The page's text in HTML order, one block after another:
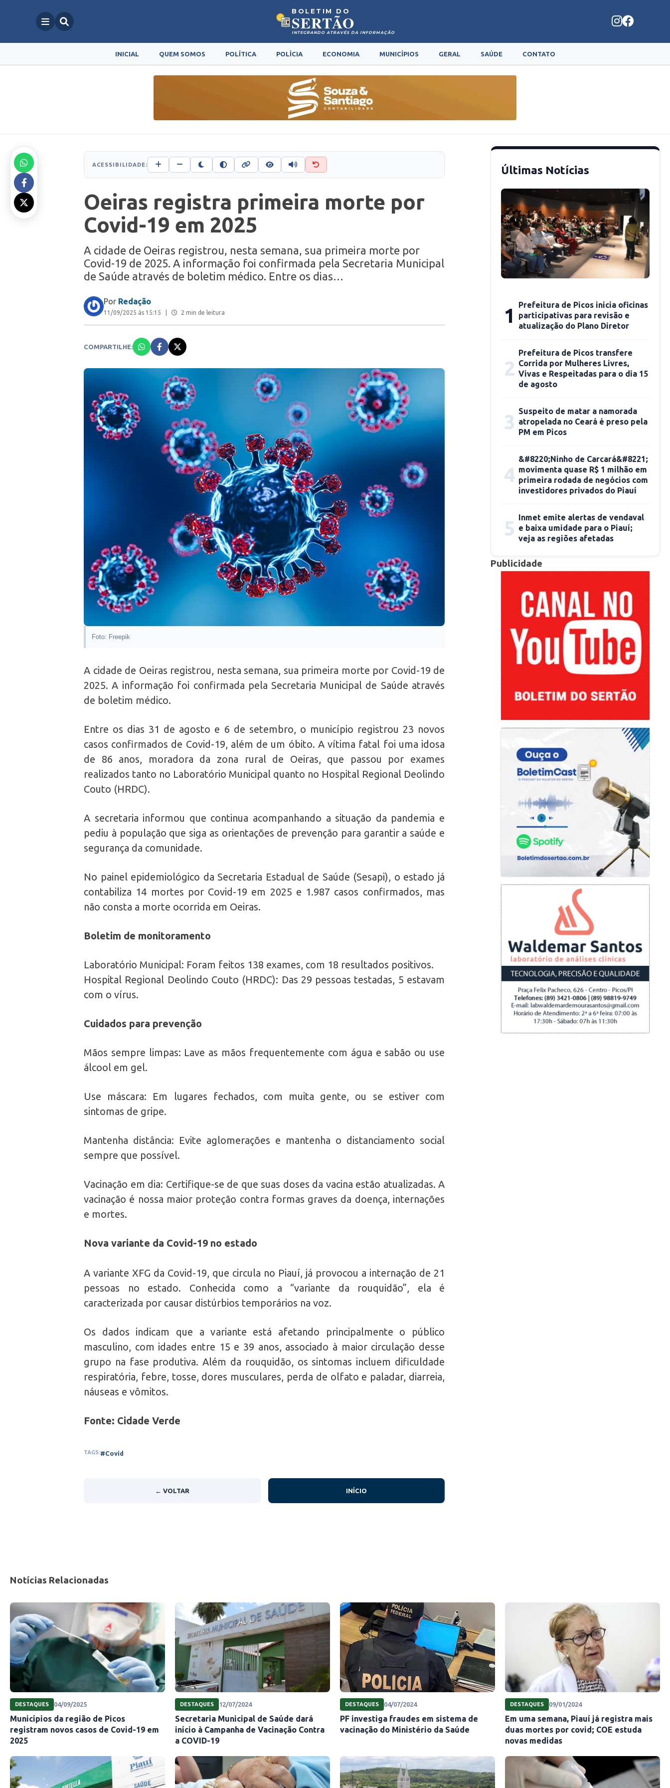
BOLETIM DO
SERTÃO
INTEGRANDO ATRAVÉS DA INFORMAÇÃO
INICIAL QUEM SOMOS POLÍTICA POLÍCIA ECONOMIA MUNICÍPIOS GERAL SAÚDE CONTATO
ACESSIBILIDADE:
Oeiras registra primeira morte por
Covid-19 em 2025
A cidade de Oeiras registrou, nesta semana, sua primeira morte por
Covid-19 de 2025. A informação foi confirmada pela Secretaria Municipal
de Saúde através de boletim médico. Entre os dias…
Por Redação
11/09/2025 às 15:15 2 min de leitura
COMPARTILHE:
Foto: Freepik
A cidade de Oeiras registrou, nesta semana, sua primeira morte por Covid-19 de
2025. A informação foi confirmada pela Secretaria Municipal de Saúde através
de boletim médico.
Entre os dias 31 de agosto e 6 de setembro, o município registrou 23 novos
casos confirmados de Covid-19, além de um óbito. A vítima fatal foi uma idosa
de 86 anos, moradora da zona rural de Oeiras, que passou por exames
realizados tanto no Laboratório Municipal quanto no Hospital Regional Deolindo
Couto (HRDC).
A secretaria informou que continua acompanhando a situação da pandemia e
pediu à população que siga as orientações de prevenção para garantir a saúde e
segurança da comunidade.
No painel epidemiológico da Secretaria Estadual de Saúde (Sesapi), o estado já
contabiliza 14 mortes por Covid-19 em 2025 e 1.987 casos confirmados, mas
não consta a morte ocorrida em Oeiras.
Boletim de monitoramento
Laboratório Municipal: Foram feitos 138 exames, com 18 resultados positivos.
Hospital Regional Deolindo Couto (HRDC): Das 29 pessoas testadas, 5 estavam
com o vírus.
Cuidados para prevenção
Mãos sempre limpas: Lave as mãos frequentemente com água e sabão ou use
álcool em gel.
Use máscara: Em lugares fechados, com muita gente, ou se estiver com
sintomas de gripe.
Mantenha distância: Evite aglomerações e mantenha o distanciamento social
sempre que possível.
Vacinação em dia: Certifique-se de que suas doses da vacina estão atualizadas. A
vacinação é nossa maior proteção contra formas graves da doença, internações
e mortes.
Nova variante da Covid-19 no estado
A variante XFG da Covid-19, que circula no Piauí, já provocou a internação de 21
pessoas no estado. Conhecida como a “variante da rouquidão”, ela é
caracterizada por causar distúrbios temporários na voz.
Os dados indicam que a variante está afetando principalmente o público
masculino, com idades entre 15 e 39 anos, associado à maior circulação desse
grupo na fase produtiva. Além da rouquidão, os sintomas incluem dificuldade
respiratória, febre, tosse, dores musculares, perda de olfato e paladar, diarreia,
náuseas e vômitos.
Fonte: Cidade Verde
TAGS:#Covid
← VOLTAR INÍCIO
Últimas Notícias
1
Prefeitura de Picos inicia oficinas
participativas para revisão e
atualização do Plano Diretor
2
Prefeitura de Picos transfere
Corrida por Mulheres Livres,
Vivas e Respeitadas para o dia 15
de agosto
3 Suspeito de matar a namorada
atropelada no Ceará é preso pela
PM em Picos
4
&#8220;Ninho de Carcará&#8221;
movimenta quase R$ 1 milhão em
primeira rodada de negócios com
investidores privados do Piauí
5 Inmet emite alertas de vendaval
e baixa umidade para o Piauí;
veja as regiões afetadas
Publicidade
Notícias Relacionadas
DESTAQUES 04/09/2025
Municípios da região de Picos
registram novos casos de Covid-19 em
2025
DESTAQUES 12/07/2024
Secretaria Municipal de Saúde dará
início à Campanha de Vacinação Contra
a COVID-19
DESTAQUES 04/07/2024
PF investiga fraudes em sistema de
vacinação do Ministério da Saúde
DESTAQUES 09/01/2024
Em uma semana, Piauí já registra mais
duas mortes por covid; COE estuda
novas medidas